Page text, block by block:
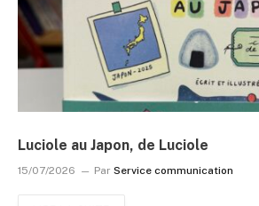
Luciole au Japon, de Luciole
15/07/2026 Par Service communication